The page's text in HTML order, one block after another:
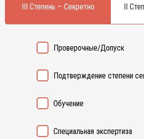
Курган
Липецк
М
Магнитогорск
Мурманск
III Степень – Секретно
II
Проверочные/Допуск
Подтверждение степени
Обучение
Специальная экспертиза